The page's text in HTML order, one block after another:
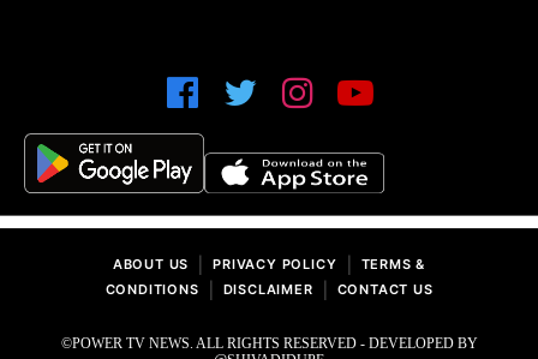
ABOUT US PRIVACY POLICY
TERMS &
CONDITIONS
DISCLAIMER CONTACT US
©POWER TV NEWS. ALL RIGHTS RESERVED - DEVELOPED BY